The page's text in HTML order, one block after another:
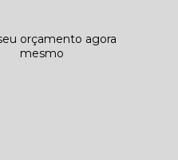
orçamento agora
mesmo